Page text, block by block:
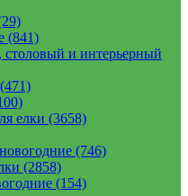
(841)
столовый и интерьерный
елки (3658)
(746)
(2858)
(154)